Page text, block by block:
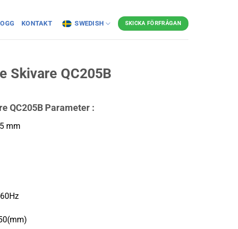
KONTAKT SWEDISH SKICKA FÖRFRÅGAN
Skivare QC205B
QC205B Parameter :
mm